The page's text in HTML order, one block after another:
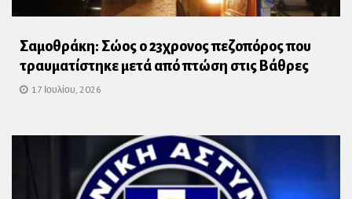
Σαμοθράκη: Σώος ο 23χρονος πεζοπόρος που
τραυματίστηκε μετά από πτώση στις Βάθρες
17 Ιουλίου, 2026